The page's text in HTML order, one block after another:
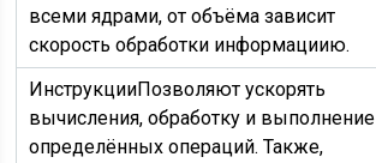
всеми ядрами, от объёма зависит
скорость обработки информациию.
ИнструкцииПозволяют ускорять
вычисления, обработку и выполнение
определённых операций. Также,